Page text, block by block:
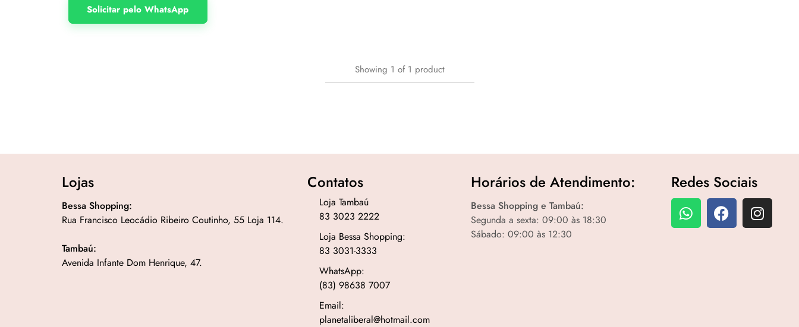
Solicitar pelo WhatsApp
Showing 1 of 1 product
Lojas
Bessa Shopping:
Rua Francisco Leocádio Ribeiro Coutinho, 55 Loja 114.
Tambaú:
Avenida Infante Dom Henrique, 47.
Contatos
Loja Tambaú
83 3023 2222
Loja Bessa Shopping:
83 3031-3333
WhatsApp:
(83) 98638 7007
Email:
planetaliberal@hotmail.com
Horários de Atendimento:
Bessa Shopping e Tambaú:
Segunda a sexta: 09:00 às 18:30
Sábado: 09:00 às 12:30
Redes Sociais